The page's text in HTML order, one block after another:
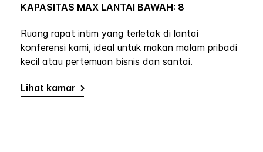
KAPASITAS MAX LANTAI BAWAH: 8
Ruang rapat intim yang terletak di lantai
konferensi kami, ideal untuk makan malam pribadi
kecil atau pertemuan bisnis dan santai.
Lihat kamar